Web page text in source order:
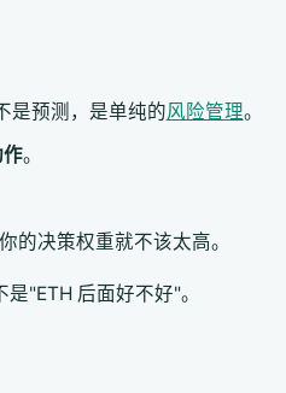
是预测，是单纯的风险管理。
。
的决策权重就不该太高。
"ETH 后面好不好"。